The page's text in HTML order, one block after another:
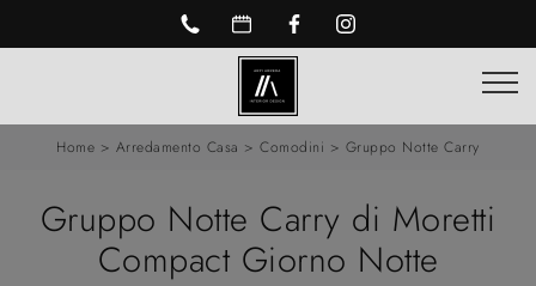
Home > Arredamento Casa >Comodini > Gruppo Notte Carry
Gruppo Notte Carry di Moretti
Compact Giorno Notte